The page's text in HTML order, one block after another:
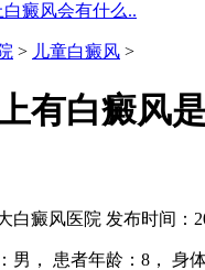
白癜风会有什么..
> 儿童白癜风 >
有白癜风
白癜风医院 发布时间：
， 患者年龄：8， 身体